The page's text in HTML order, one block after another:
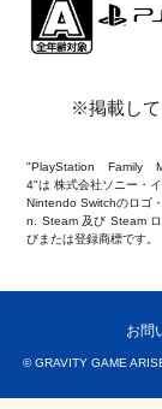
※掲載して
"PlayStation Family
4"は 株式会社ソニー・
Nintendo Switchのロゴ
n. Steam 及び Steam
びまたは登録商標です。
お問
© GRAVITY GAME